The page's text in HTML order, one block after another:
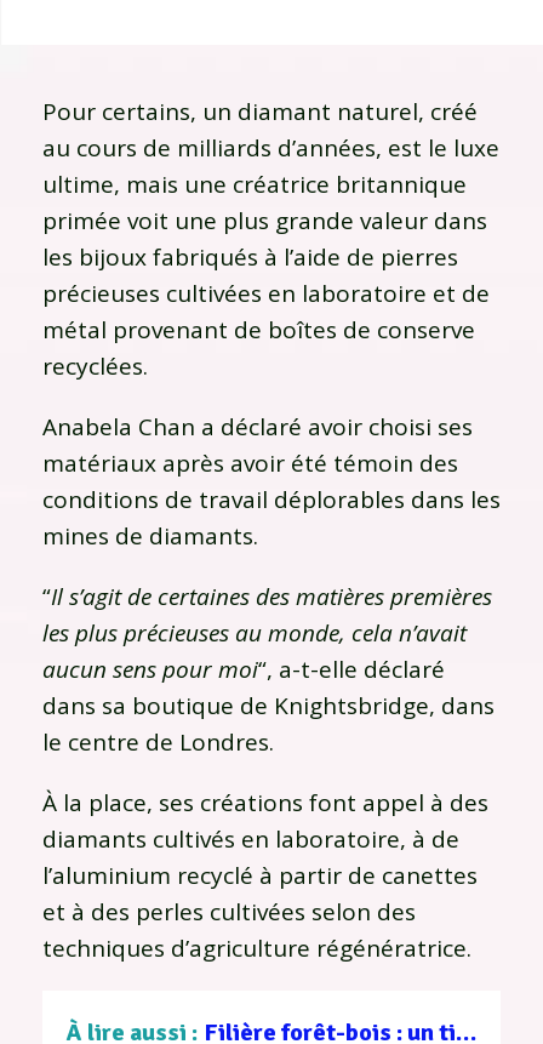
Pour certains, un diamant naturel, créé
au cours de milliards d’années, est le luxe
ultime, mais une créatrice britannique
primée voit une plus grande valeur dans
les bijoux fabriqués à l’aide de pierres
précieuses cultivées en laboratoire et de
métal provenant de boîtes de conserve
recyclées.
Anabela Chan a déclaré avoir choisi ses
matériaux après avoir été témoin des
conditions de travail déplorables dans les
mines de diamants.
“Il s’agit de certaines des matières premières
les plus précieuses au monde, cela n’avait
aucun sens pour moi“, a-t-elle déclaré
dans sa boutique de Knightsbridge, dans
le centre de Londres.
À la place, ses créations font appel à des
diamants cultivés en laboratoire, à de
l’aluminium recyclé à partir de canettes
et à des perles cultivées selon des
techniques d’agriculture régénératrice.
À lire aussi : Filière forêt-bois : un tissu d’entreprises au service d’une gestion durable